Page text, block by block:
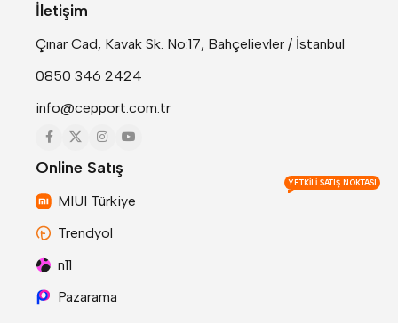
İletişim
Çınar Cad, Kavak Sk. No:17, Bahçelievler / İstanbul
0850 346 2424
info@cepport.com.tr
Online Satış
MIUI Türkiye
YETKILI SATIŞ NOKTASI
Trendyol
n11
Pazarama